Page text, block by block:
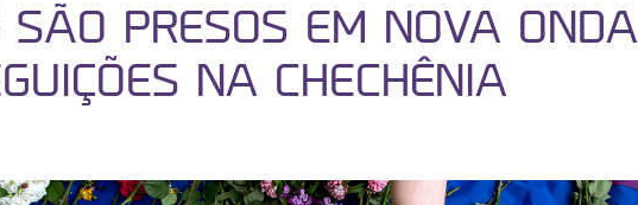
PRESOS EM NOVA ONDA
NA CHECHÊNIA